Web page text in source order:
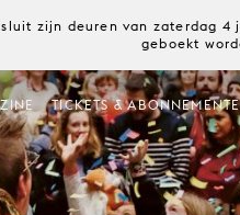
zijn deuren van zaterdag
geboekt
TICKETS &